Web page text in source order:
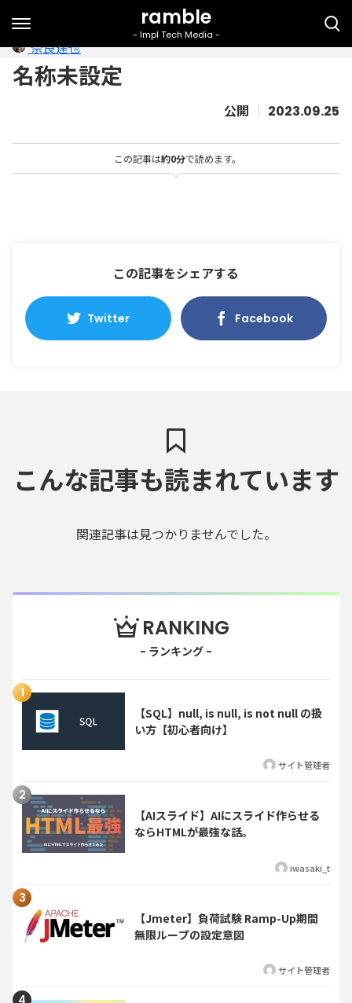
奈良達也
名称未設定
2023.09.25
この記事は約0分で読めます。
この記事をシェアする
Twitter Facebook
こんな記事も読まれています
関連記事は見つかりませんでした。
RANKING
【SQL】null, is null, is not null の扱
い方【初心者向け】
サイト管理者
【AIスライド】AIにスライド作らせる
ならHTMLが最強な話。
iwasaki_t
【Jmeter】負荷試験 Ramp-Up期間
無限ループの設定意図
サイト管理者